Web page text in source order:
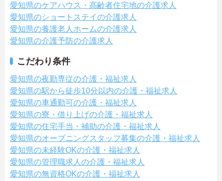
愛知県のケアハウス・高齢者住宅地の介護求人
愛知県のショートステイの介護求人
愛知県の養護老人ホームの介護求人
愛知県の介護予防の介護求人
こだわり条件
愛知県の夜勤専従の介護・福祉求人
愛知県の駅から徒歩10分以内の介護・福祉求人
愛知県の車通勤可の介護・福祉求人
愛知県の寮・借り上げの介護・福祉求人
愛知県の住宅手当・補助の介護・福祉求人
愛知県のオープニングスタッフ募集の介護・福祉求人
愛知県の未経験OKの介護・福祉求人
愛知県の管理職求人の介護・福祉求人
愛知県の無資格OKの介護・福祉求人